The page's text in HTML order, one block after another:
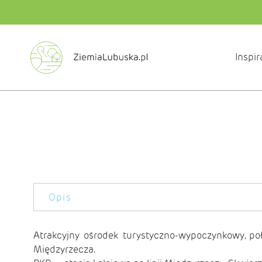
Opis
Atrakcyjny ośrodek turystyczno-wypo­czynkowy,
Międzyrzecza.